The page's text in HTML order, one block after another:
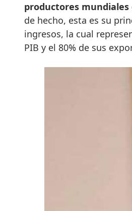
productores
de hecho, esta es su
ingresos, la cual
PIB y el 80% de sus